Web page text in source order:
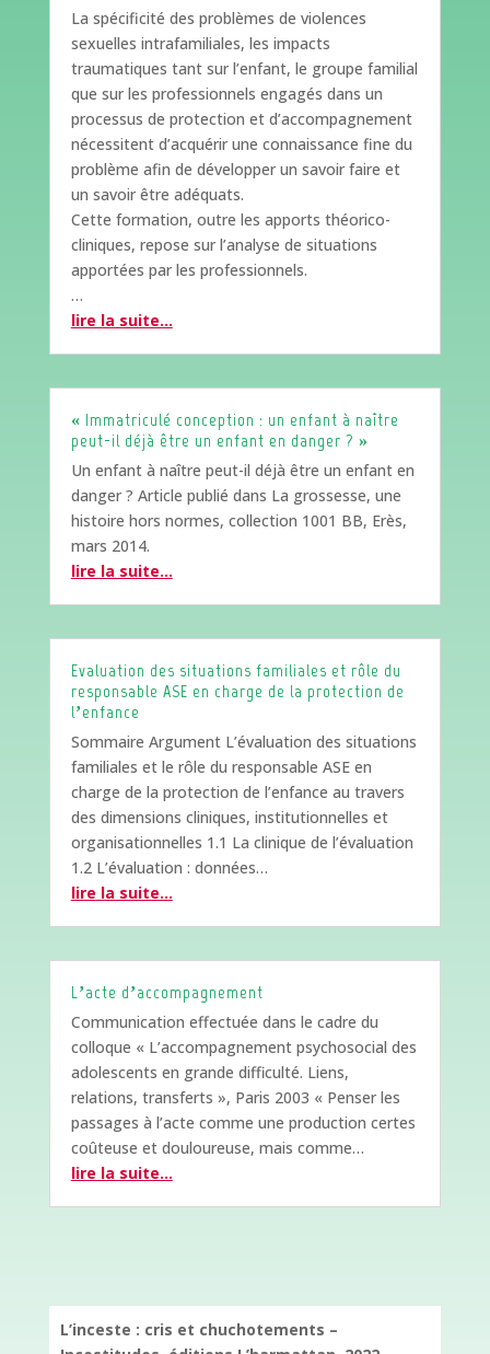
La spécificité des problèmes de violences
sexuelles intrafamiliales, les impacts
traumatiques tant sur l’enfant, le groupe familial
que sur les professionnels engagés dans un
processus de protection et d’accompagnement
nécessitent d’acquérir une connaissance fine du
problème afin de développer un savoir faire et
un savoir être adéquats.
Cette formation, outre les apports théorico-
cliniques, repose sur l’analyse de situations
apportées par les professionnels.
…
lire la suite…
« Immatriculé conception : un enfant à naître
peut-il déjà être un enfant en danger ? »
Un enfant à naître peut-il déjà être un enfant en
danger ? Article publié dans La grossesse, une
histoire hors normes, collection 1001 BB, Erès,
mars 2014.
lire la suite…
Evaluation des situations familiales et rôle du
responsable ASE en charge de la protection de
l’enfance
Sommaire Argument L’évaluation des situations
familiales et le rôle du responsable ASE en
charge de la protection de l’enfance au travers
des dimensions cliniques, institutionnelles et
organisationnelles 1.1 La clinique de l’évaluation
1.2 L’évaluation : données…
lire la suite…
L’acte d’accompagnement
Communication effectuée dans le cadre du
colloque « L’accompagnement psychosocial des
adolescents en grande difficulté. Liens,
relations, transferts », Paris 2003 « Penser les
passages à l’acte comme une production certes
coûteuse et douloureuse, mais comme…
lire la suite…
L’inceste : cris et chuchotements –